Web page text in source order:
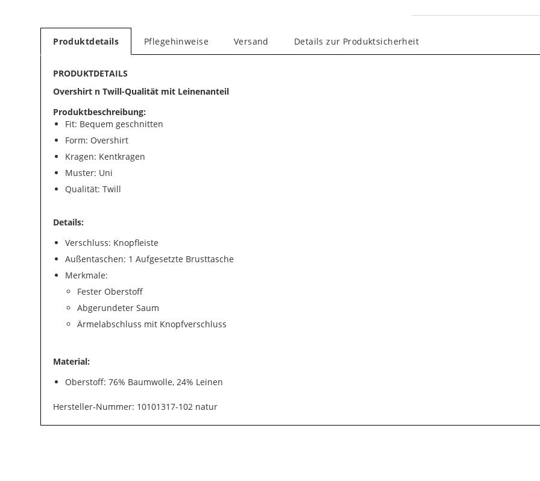
Produktdetails Pflegehinweise Versand Details zur Produktsicherheit
PRODUKTDETAILS
Overshirt n Twill-Qualität mit Leinenanteil
Produktbeschreibung:
Fit: Bequem geschnitten
Form: Overshirt
Kragen: Kentkragen
Muster: Uni
Qualität: Twill
Details:
Verschluss: Knopfleiste
Außentaschen: 1 Aufgesetzte Brusttasche
Merkmale:
Fester Oberstoff
Abgerundeter Saum
Ärmelabschluss mit Knopfverschluss
Material:
Oberstoff: 76% Baumwolle, 24% Leinen
Hersteller-Nummer: 10101317-102 natur